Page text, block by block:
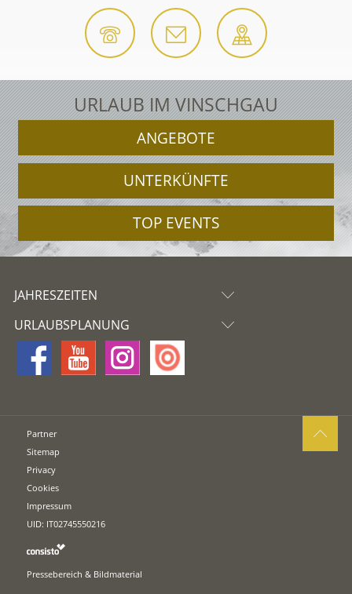
URLAUB IM VINSCHGAU
ANGEBOTE
UNTERKÜNFTE
TOP EVENTS
JAHRESZEITEN
URLAUBSPLANUNG
Partner
Sitemap
Privacy
Cookies
Impressum
UID: IT02745550216
Pressebereich & Bildmaterial